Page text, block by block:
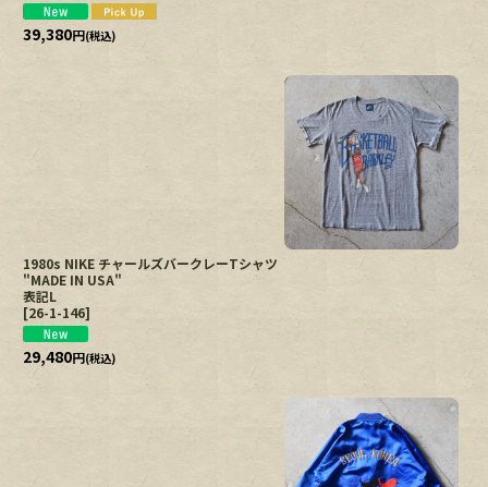
39,380円(税込)
1980s NIKE チャールズバークレーTシャツ
"MADE IN USA"
表記L
[26-1-146]
29,480円(税込)